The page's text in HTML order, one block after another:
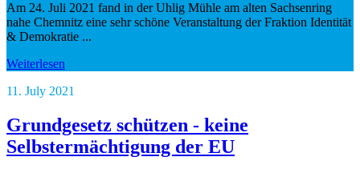
Am 24. Juli 2021 fand in der Uhlig Mühle am alten Sachsenring
nahe Chemnitz eine sehr schöne Veranstaltung der Fraktion Identität
& Demokratie ...
Weiterlesen
11. July 2021
Grundgesetz schützen - keine
Selbstermächtigung der EU